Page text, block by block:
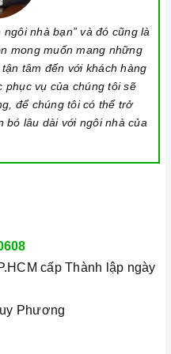
an toàn nếu nhà có trẻ em
đổi các cài đặt trong quá
và chương trình nấu vẫn
năng này. Để kích hoạt
biểu tượng khóa trong vài
báo.
mặt bếp.
thể dùng giấy ướt hoặc chất
bếp.
khi bếp đã nguội và cách xa
an toàn.
thận và bảo quản mặt
hưởng đến cảm ứng bếp từ.
nhà bạn” và đó cũng là
mong muốn mang những
tâm đến với khách hàng
phục vụ của chúng tôi sẽ
để chúng tôi có thể trở
bó lâu dài với ngôi nhà của
cấp Thành lập ngày
Phương